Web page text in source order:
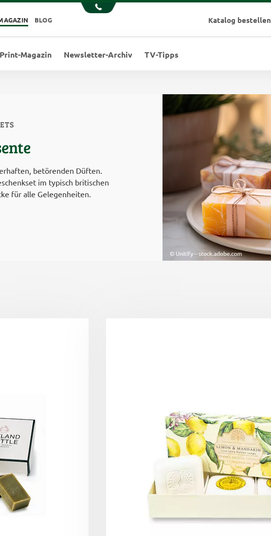
BLOG Katalog bestellen
Print-Magazin Newsletter-Archiv TV-Tipps
betörenden Düften.
im typisch britischen
für alle Gelegenheiten.